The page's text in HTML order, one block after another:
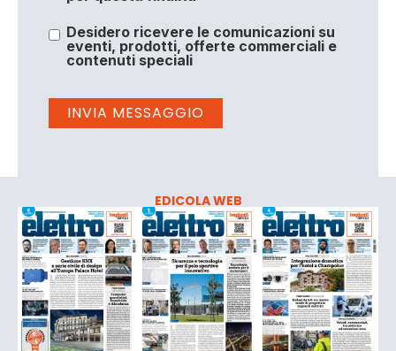
Desidero ricevere le comunicazioni su
eventi, prodotti, offerte commerciali e
contenuti speciali
EDICOLA WEB